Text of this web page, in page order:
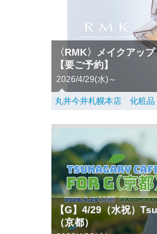
〈RMK〉メイクアッ
【要ご予約】
2026/4/29(水)～
丸井今井札幌本店 化粧品
【G】4/29（水祝）
（京都）